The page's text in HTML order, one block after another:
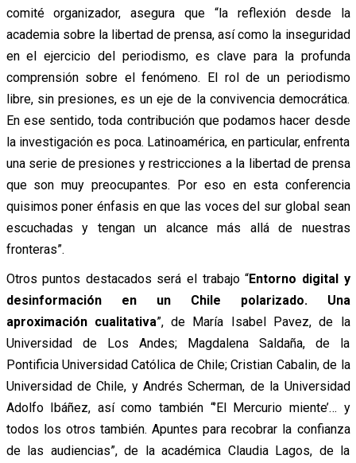
comité organizador, asegura que “la reflexión desde la
academia sobre la libertad de prensa, así como la inseguridad
en el ejercicio del periodismo, es clave para la profunda
comprensión sobre el fenómeno. El rol de un periodismo
libre, sin presiones, es un eje de la convivencia democrática.
En ese sentido, toda contribución que podamos hacer desde
la investigación es poca. Latinoamérica, en particular, enfrenta
una serie de presiones y restricciones a la libertad de prensa
que son muy preocupantes. Por eso en esta conferencia
quisimos poner énfasis en que las voces del sur global sean
escuchadas y tengan un alcance más allá de nuestras
fronteras”.
Otros puntos destacados será el trabajo “Entorno digital y
desinformación en un Chile polarizado. Una
aproximación cualitativa”, de María Isabel Pavez, de la
Universidad de Los Andes; Magdalena Saldaña, de la
Pontificia Universidad Católica de Chile; Cristian Cabalin, de la
Universidad de Chile, y Andrés Scherman, de la Universidad
Adolfo Ibáñez, así como también “’El Mercurio miente’… y
todos los otros también. Apuntes para recobrar la confianza
de las audiencias”, de la académica Claudia Lagos, de la